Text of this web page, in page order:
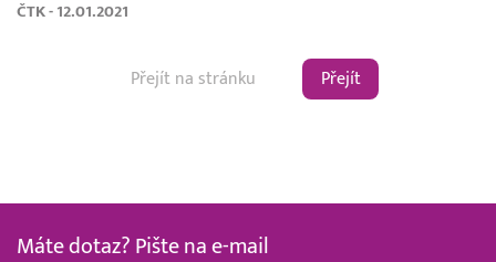
ČTK - 12.01.2021
Přejít
Máte dotaz? Pište na e-mail